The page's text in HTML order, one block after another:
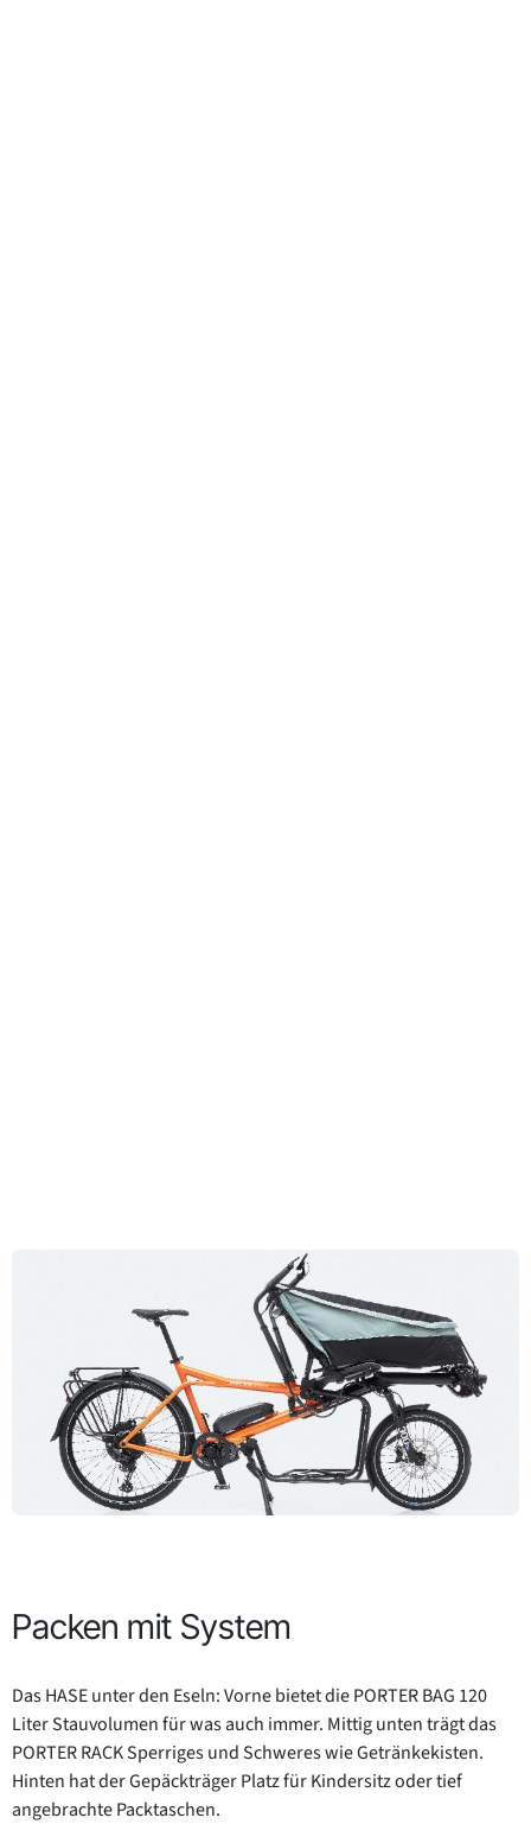
Packen mit System
Das HASE unter den Eseln: Vorne bietet die PORTER BAG 120
Liter Stauvolumen für was auch immer. Mittig unten trägt das
PORTER RACK Sperriges und Schweres wie Getränkekisten.
Hinten hat der Gepäckträger Platz für Kindersitz oder tief
angebrachte Packtaschen.